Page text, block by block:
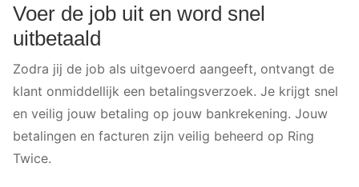
Voer de job uit en word snel
uitbetaald
Zodra jij de job als uitgevoerd aangeeft, ontvangt de
klant onmiddellijk een betalingsverzoek. Je krijgt snel
en veilig jouw betaling op jouw bankrekening. Jouw
betalingen en facturen zijn veilig beheerd op Ring
Twice.